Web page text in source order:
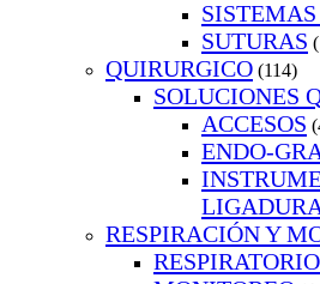
SUTURAS
QUIRURGICO (114)
SOLUCIONES
ACCESOS
ENDO-
RESPIRACIÓN Y